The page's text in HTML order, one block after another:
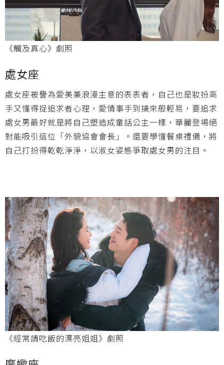
《觸及真心》劇照
處女座
處女座被譽為愛美兼浪漫主意的表表者，自己也是妝扮高
手又懂得捉追求者心理，愛情事手到擒來般輕易，要追求
處女男最好就是將自己塑造成童話公主一樣，華麗登場絕
對能吸引這位「外貌協會會長」。還要學懂餐桌禮儀，將
自己打扮得乾乾淨淨，以淑女姿態爭取處女男的注目。
《經常請吃飯的漂亮姐姐》劇照